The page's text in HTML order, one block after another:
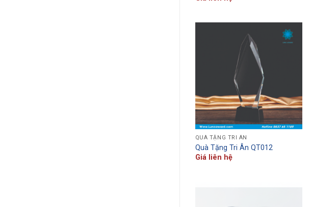
QUÀ TẶNG TRI ÂN
Quà Tặng Tri Ân QT012
Giá liên hệ